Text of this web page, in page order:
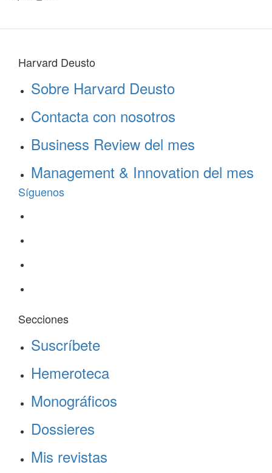
Harvard Deusto
Sobre Harvard Deusto
Contacta con nosotros
Business Review del mes
Management & Innovation del mes
Síguenos
Secciones
Suscríbete
Hemeroteca
Monográficos
Dossieres
Mis revistas